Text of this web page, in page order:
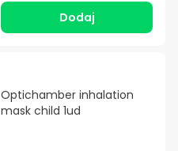
Dodaj
Optichamber inhalation
mask child 1ud